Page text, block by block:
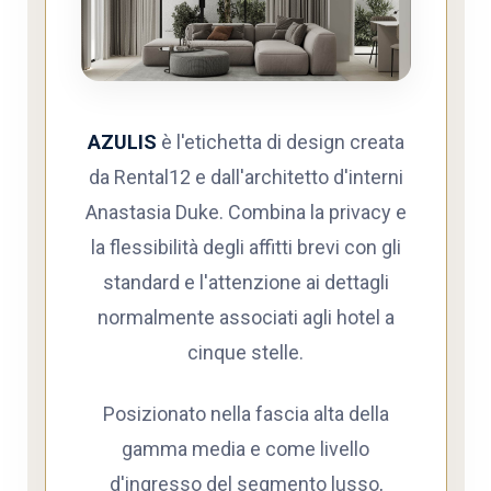
AZULIS è l'etichetta di design creata
da Rental12 e dall'architetto d'interni
Anastasia Duke. Combina la privacy e
la flessibilità degli affitti brevi con gli
standard e l'attenzione ai dettagli
normalmente associati agli hotel a
cinque stelle.
Posizionato nellafascia alta della
gamma media e come livello
d'ingresso del segmento lusso,